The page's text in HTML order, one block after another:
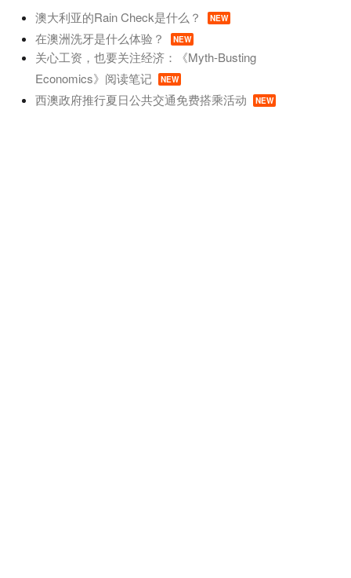
澳大利亚的Rain Check是什么？ NEW
在澳洲洗牙是什么体验？ NEW
关心工资，也要关注经济：《Myth-Busting
Economics》阅读笔记
NEW
西澳政府推行夏日公共交通免费搭乘活动 NEW